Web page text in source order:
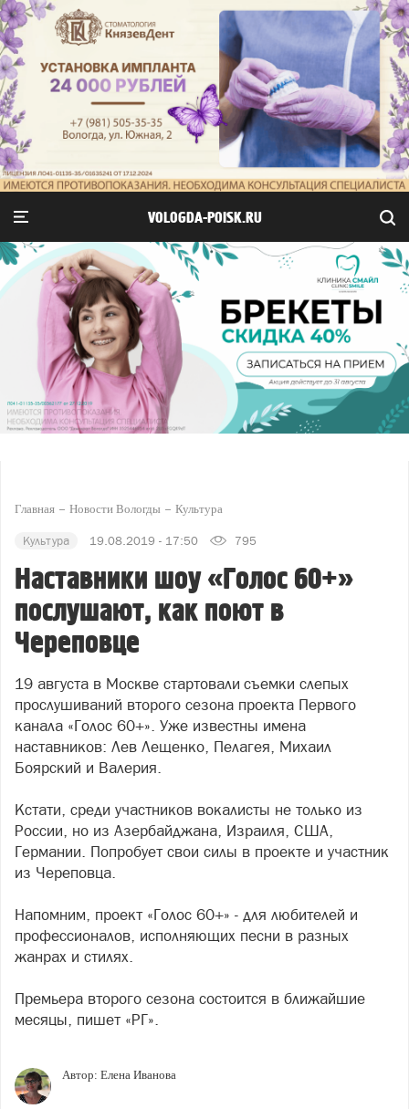
VOLOGDA-POISK.RU
Главная Новости Вологды Культура
Культура 19.08.2019 - 17:50 795
Наставники шоу «Голос 60+»
послушают, как поют в
Череповце
19 августа в Москве стартовали съемки слепых
прослушиваний второго сезона проекта Первого
канала «Голос 60+». Уже известны имена
наставников: Лев Лещенко, Пелагея, Михаил
Боярский и Валерия.
Кстати, среди участников вокалисты не только из
России, но из Азербайджана, Израиля, США,
Германии. Попробует свои силы в проекте и участник
из Череповца.
Напомним, проект «Голос 60+» - для любителей и
профессионалов, исполняющих песни в разных
жанрах и стилях.
Премьера второго сезона состоится в ближайшие
месяцы, пишет «РГ».
Автор: Елена Иванова